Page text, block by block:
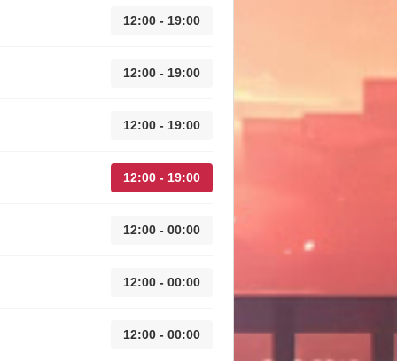
12:00 - 19:00
12:00 - 19:00
12:00 - 19:00
12:00 - 19:00
12:00 - 00:00
12:00 - 00:00
12:00 - 00:00